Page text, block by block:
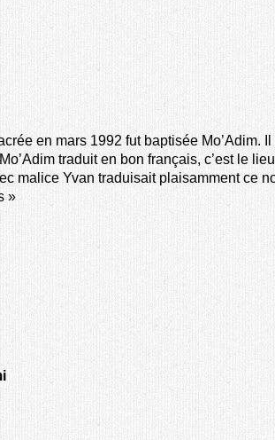
en mars 1992 fut baptisée Mo’Adim.
traduit en bon français, c’est le
malice Yvan traduisait plaisamment ce
»